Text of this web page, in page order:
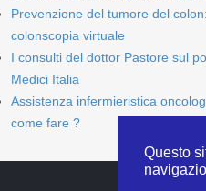
Questo
Prevenzione del tumore del
colonscopia virtuale
I consulti del dottor Pastore sul
Medici Italia
Assistenza infermieristica
come fare ?